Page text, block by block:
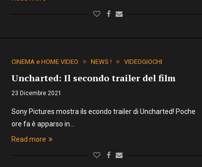
CINEMA e HOME VIDEO NEWS ! VIDEOGIOCHI
Uncharted: Il secondo trailer del film
23 Dicembre 2021
Sony Pictures mostra ils econdo trailer di Uncharted! Poche
ore fa è apparso in…
Read more